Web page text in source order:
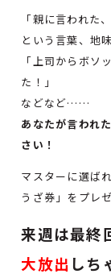
「親に言われた
という言葉、地
「上司からボソ
た！」
などなど……
あなたが言われ
さい！
マスターに選ば
うざ券」をプレ
来週は最終
大放出 しち